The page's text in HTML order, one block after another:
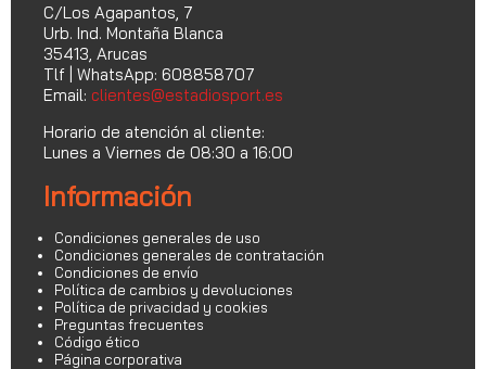
C/Los Agapantos, 7
Urb. Ind. Montaña Blanca
35413, Arucas
Tlf | WhatsApp: 608858707
Email: clientes@estadiosport.es
Horario de atención al cliente:
Lunes a Viernes de 08:30 a 16:00
Información
Condiciones generales de uso
Condiciones generales de contratación
Condiciones de envío
Política de cambios y devoluciones
Política de privacidad y cookies
Preguntas frecuentes
Código ético
Página corporativa